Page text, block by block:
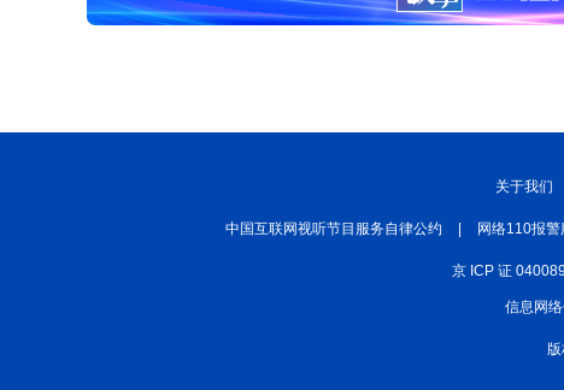
关于我们
中国互联网视听节目服务自律公约 网络110报警
京 ICP 证
信息网